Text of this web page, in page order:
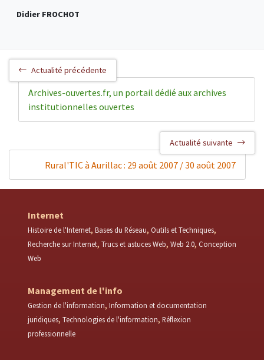
Didier FROCHOT
Actualité précédente
Archives-ouvertes.fr, un portail dédié aux archives
institutionnelles ouvertes
Actualité suivante
Rural'TIC à Aurillac : 29 août 2007 / 30 août 2007
Internet
Histoire de l'Internet Bases du Réseau Outils et Techniques
Recherche sur Internet Trucs et astuces Web Web 2.0 Conception
Web
Management de l'info
Gestion de l'information Information et documentation
juridiques Technologies de l'information Réflexion
professionnelle